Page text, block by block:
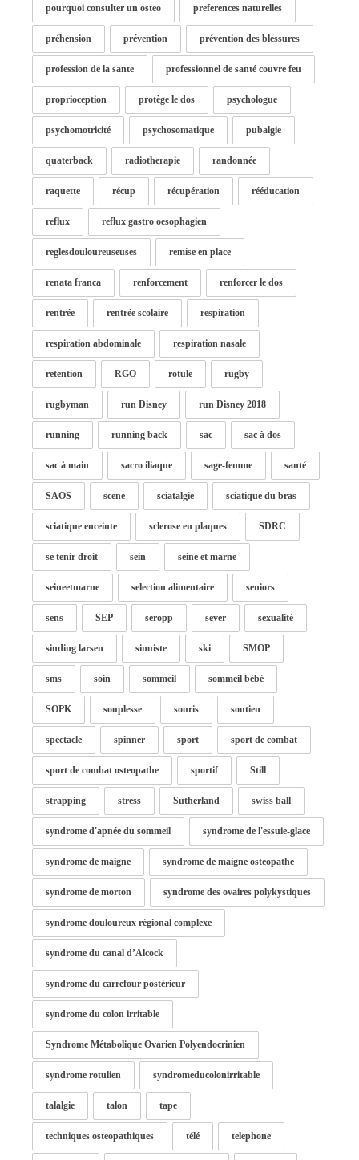
pourquoi consulter un osteo preferences naturelles
préhension prévention prévention des blessures
profession de la sante professionnel de santé couvre feu
proprioception protège le dos psychologue
psychomotricité psychosomatique pubalgie
quaterback radiotherapie randonnée
raquette récup récupération rééducation
reflux reflux gastro oesophagien
reglesdouloureuseuses remise en place
renata franca renforcement renforcer le dos
rentrée rentrée scolaire respiration
respiration abdominale respiration nasale
retention RGO rotule rugby
rugbyman run Disney run Disney 2018
running running back sac sac à dos
sac à main sacro iliaque sage-femme santé
SAOS scene sciatalgie sciatique du bras
sciatique enceinte sclerose en plaques SDRC
se tenir droit sein seine et marne
seineetmarne selection alimentaire seniors
sens SEP seropp sever sexualité
sinding larsen sinuiste ski SMOP
sms soin sommeil sommeil bébé
SOPK souplesse souris soutien
spectacle spinner sport sport de combat
sport de combat osteopathe sportif Still
strapping stress Sutherland swiss ball
syndrome d'apnée du sommeil syndrome de l'essuie-glace
syndrome de maigne syndrome de maigne osteopathe
syndrome de morton syndrome des ovaires polykystiques
syndrome douloureux régional complexe
syndrome du canal d’Alcock
syndrome du carrefour postérieur
syndrome du colon irritable
Syndrome Métabolique Ovarien Polyendocrinien
syndrome rotulien syndromeducolonirritable
talalgie talon tape
techniques osteopathiques télé telephone